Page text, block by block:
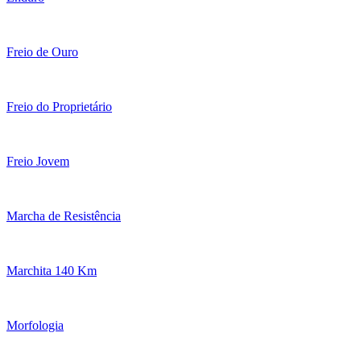
Freio de Ouro
Freio do Proprietário
Freio Jovem
Marcha de Resistência
Marchita 140 Km
Morfologia